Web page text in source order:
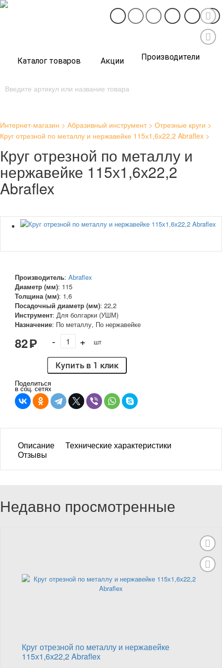
Каталог товаров Акции Производители
Интернет-магазин Абразивный инструмент
Отрезные круги
Круг отрезной по металлу и нержавейке 115х1,6х22,2 Abraflex
Круг отрезной по металлу и
нержавейке 115х1,6х22,2
Abraflex
Производитель: Abraflex
Диаметр (мм): 115
Толщина (мм): 1,6
Посадочный диаметр (мм): 22,2
Инструмент: Для болгарки (УШМ)
Назначение: По металлу, По нержавейке
82Р - + шт
Купить в 1 клик
Поделиться
в соц. сетях
Описание
Технические характеристики
Отзывы
Недавно просмотренные
Круг отрезной по металлу и нержавейке
115х1,6х22,2 Abraflex